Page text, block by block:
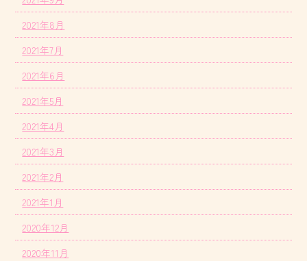
2021年8月
2021年7月
2021年6月
2021年5月
2021年4月
2021年3月
2021年2月
2021年1月
2020年12月
2020年11月